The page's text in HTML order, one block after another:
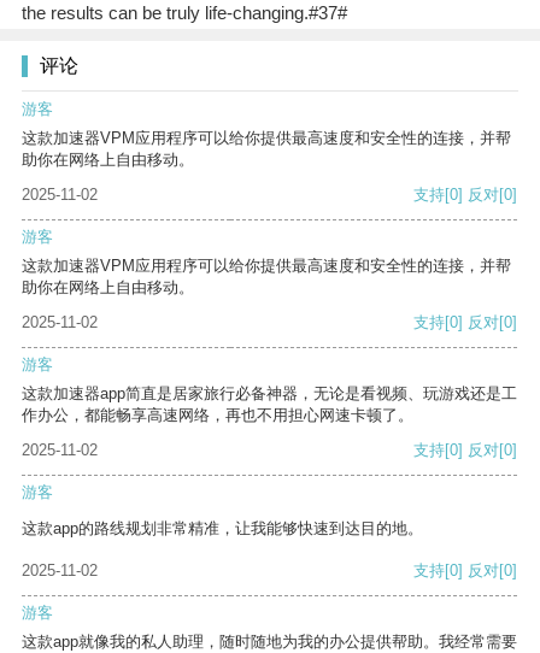
the results can be truly life-changing.#37#
评论
游客
这款加速器VPM应用程序可以给你提供最高速度和安全性的连接，并帮
助你在网络上自由移动。
2025-11-02
支持[0] 反对[0]
游客
这款加速器VPM应用程序可以给你提供最高速度和安全性的连接，并帮
助你在网络上自由移动。
2025-11-02
支持[0] 反对[0]
游客
这款加速器app简直是居家旅行必备神器，无论是看视频、玩游戏还是工
作办公，都能畅享高速网络，再也不用担心网速卡顿了。
2025-11-02
支持[0] 反对[0]
游客
这款app的路线规划非常精准，让我能够快速到达目的地。
2025-11-02 支持[0] 反对[0]
游客
这款app就像我的私人助理，随时随地为我的办公提供帮助。我经常需要